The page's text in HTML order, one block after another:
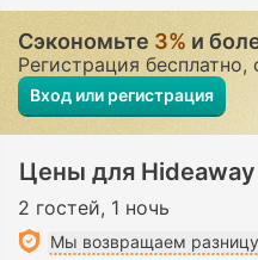
Открытый бассейн• В
части уединенно
Открытый бассейн•
одежда
Парная комната,
Массаж • В аренду •
Сэкономьте3%и
Регистрация бесплатно,
Вход или регистрация
Цены для
2 гостей 1 ночь
Мы возвращаем